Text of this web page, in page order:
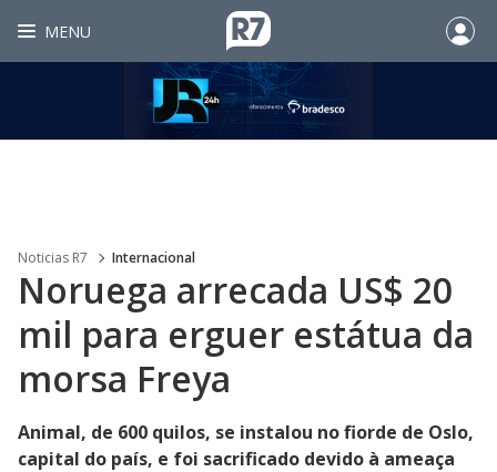
MENU
Noticias R7 Internacional
Noruega arrecada US$ 20
mil para erguer estátua da
morsa Freya
Animal, de 600 quilos, se instalou no fiorde de Oslo,
capital do país, e foi sacrificado devido à ameaça